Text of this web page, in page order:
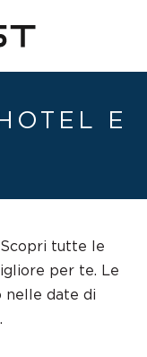
E
Scopri tutte le
per te. Le
nelle date di